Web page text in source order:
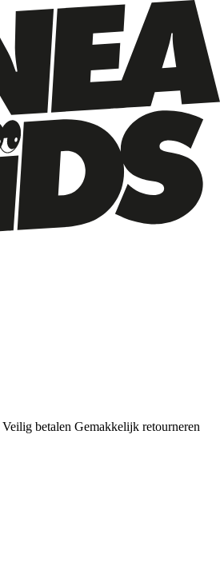
Veilig betalen Gemakkelijk retourneren